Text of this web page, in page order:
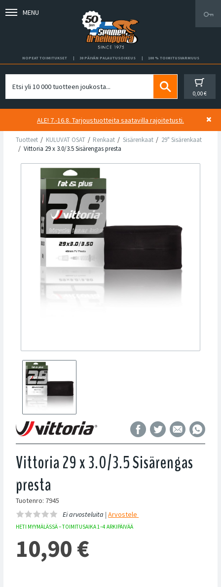
MENU
NOPEAT TOIMITUKSET 30 PÄIVÄN PALAUTUSOIKEUS 100 % TOIMITUSVARMUUS
0,00 €
ALE! 7.-16.8. Tarjoustuotteita saatavilla rajoitetusti.
Tuotteet KULUVAT OSAT Renkaat Sisärenkaat
29" Sisärenkaat
Vittoria 29 x 3.0/3.5 Sisärengas presta
Vittoria 29 x 3.0/3.5 Sisärengas
presta
Tuotenro: 7945
Ei arvosteluita |Arvostele
HETI MYYMÄLÄSSÄ – TOIMITUSAIKA 1–4 ARKIPÄIVÄÄ
10,90 €